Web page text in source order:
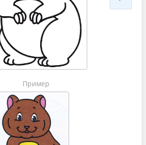
Пример